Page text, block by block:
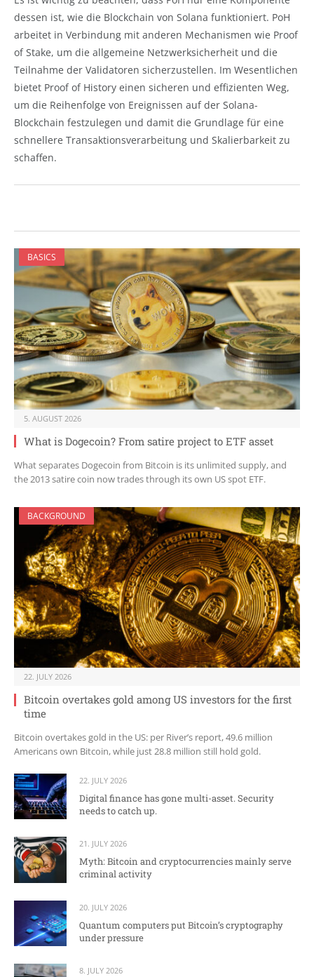
dessen ist, wie die Blockchain von Solana funktioniert. PoH
arbeitet in Verbindung mit anderen Mechanismen wie Proof
of Stake, um die allgemeine Netzwerksicherheit und die
Teilnahme der Validatoren sicherzustellen. Im Wesentlichen
bietet Proof of History einen sicheren und effizienten Weg,
um die Reihenfolge von Ereignissen auf der Solana-
Blockchain festzulegen und damit die Grundlage für eine
schnellere Transaktionsverarbeitung und Skalierbarkeit zu
schaffen.
BASICS
5. AUGUST 2026
What is Dogecoin? From satire project to ETF asset
What separates Dogecoin from Bitcoin is its unlimited supply, and
the 2013 satire coin now trades through its own US spot ETF.
BACKGROUND
22. JULY 2026
Bitcoin overtakes gold among US investors for the first
time
Bitcoin overtakes gold in the US: per River’s report, 49.6 million
Americans own Bitcoin, while just 28.8 million still hold gold.
22. JULY 2026
Digital finance has gone multi-asset. Security
needs to catch up.
21. JULY 2026
Myth: Bitcoin and cryptocurrencies mainly serve
criminal activity
20. JULY 2026
Quantum computers put Bitcoin’s cryptography
under pressure
8. JULY 2026